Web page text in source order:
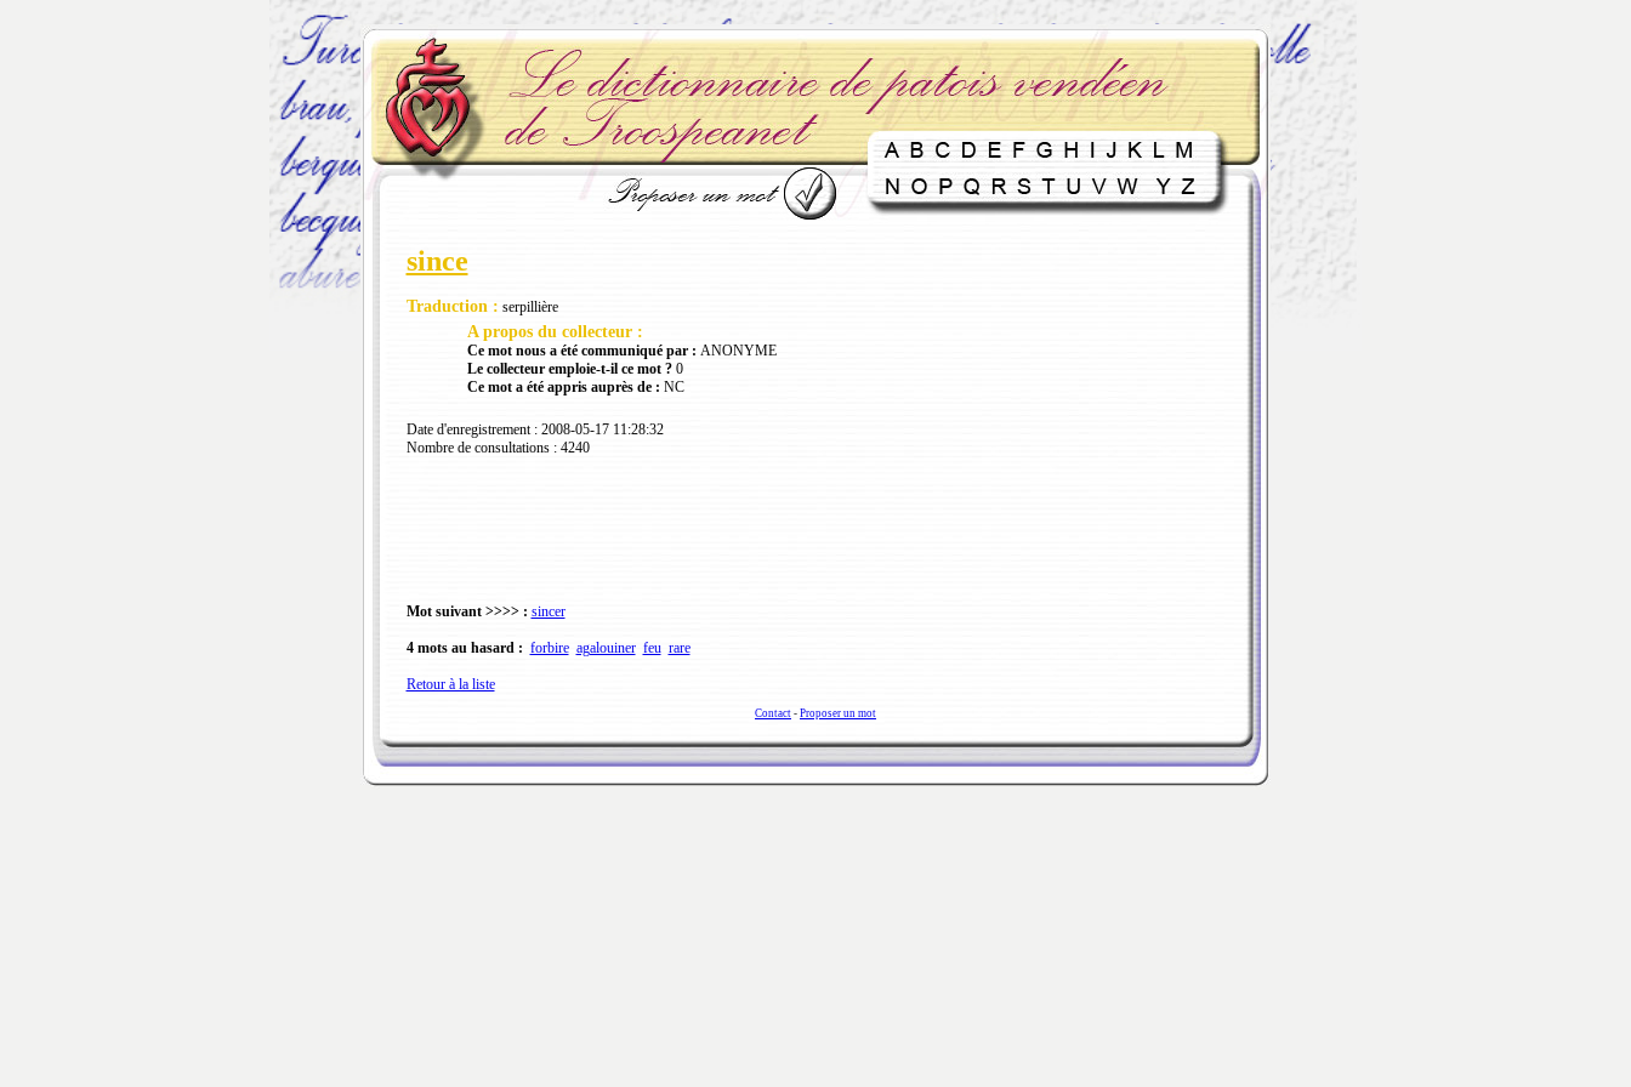
since
Traduction : serpillière
A propos du collecteur :
Ce mot nous a été communiqué par : ANONYME
Le collecteur emploie-t-il ce mot ?0
Ce mot a été appris auprès de : NC
Date d'enregistrement : 2008-05-17 11:28:32
Nombre de consultations : 4240
Mot suivant >>>> : sincer
4 mots au hasard : forbire agalouiner feu rare
Retour à la liste
Contact - Proposer un mot